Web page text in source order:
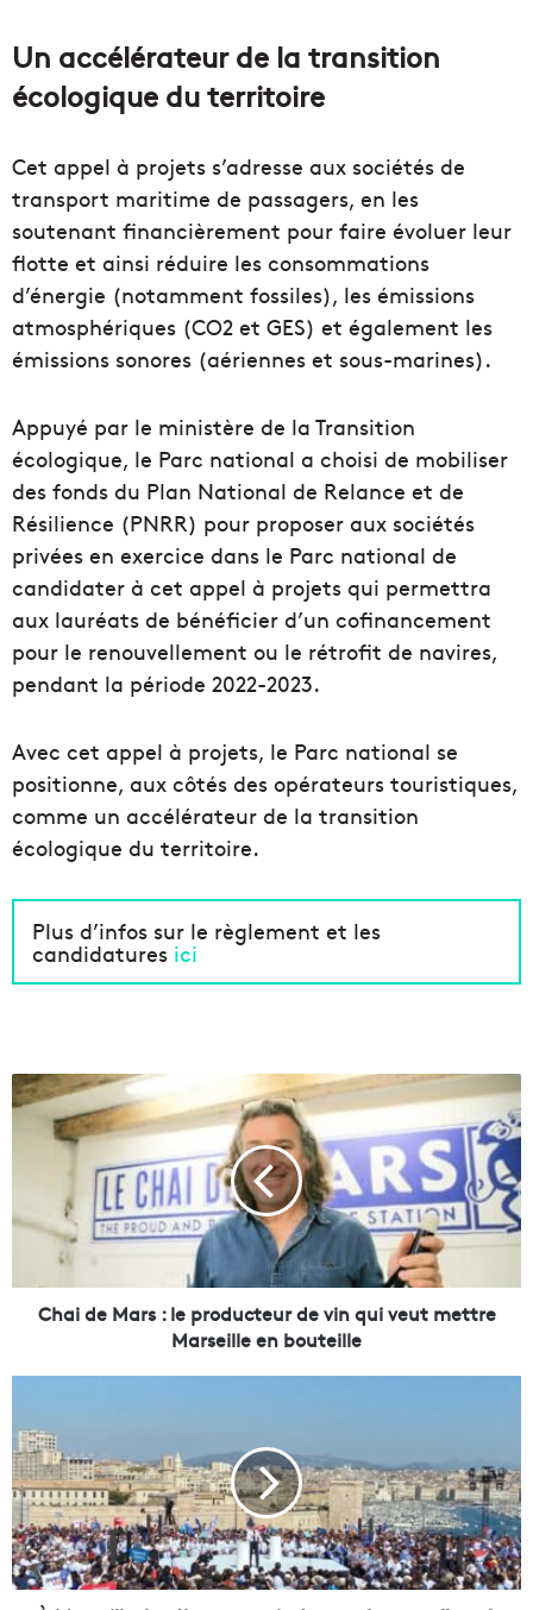
Un accélérateur de la transition
écologique du territoire
Cet appel à projets s’adresse aux sociétés de
transport maritime de passagers, en les
soutenant financièrement pour faire évoluer leur
flotte et ainsi réduire les consommations
d’énergie (notamment fossiles), les émissions
atmosphériques (CO2 et GES) et également les
émissions sonores (aériennes et sous-marines).
Appuyé par le ministère de la Transition
écologique, le Parc national a choisi de mobiliser
des fonds du Plan National de Relance et de
Résilience (PNRR) pour proposer aux sociétés
privées en exercice dans le Parc national de
candidater à cet appel à projets qui permettra
aux lauréats de bénéficier d’un cofinancement
pour le renouvellement ou le rétrofit de navires,
pendant la période 2022-2023.
Avec cet appel à projets, le Parc national se
positionne, aux côtés des opérateurs touristiques,
comme un accélérateur de la transition
écologique du territoire.
Plus d’infos sur le règlement et les
candidatures ici
C
h
M
r
e
r
o
d
u
c
t
e
Chai de Mars : le producteur de vin qui veut mettre
Marseille en bouteille
a
r
s
e
i
l
l